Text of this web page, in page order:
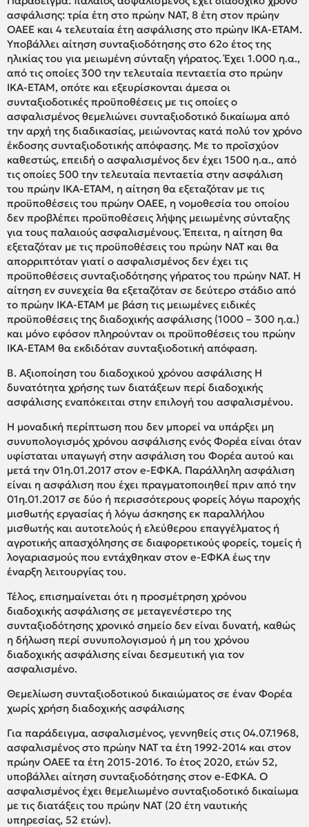
ασφάλισης: τρία έτη στο πρώην ΝΑΤ, 8 έτη στον πρώην
ΟΑΕΕ και 4 τελευταία έτη ασφάλισης στο πρώην ΙΚΑ-ΕΤΑΜ.
Υποβάλλει αίτηση συνταξιοδότησης στο 62ο έτος της
ηλικίας του για μειωμένη σύνταξη γήρατος. Έχει 1.000 η.α.,
από τις οποίες 300 την τελευταία πενταετία στο πρώην
ΙΚΑ-ΕΤΑΜ, οπότε και εξευρίσκονται άμεσα οι
συνταξιοδοτικές προϋποθέσεις με τις οποίες ο
ασφαλισμένος θεμελιώνει συνταξιοδοτικό δικαίωμα από
την αρχή της διαδικασίας, μειώνοντας κατά πολύ τον χρόνο
έκδοσης συνταξιοδοτικής απόφασης. Με το προϊσχύον
καθεστώς, επειδή ο ασφαλισμένος δεν έχει 1500 η.α., από
τις οποίες 500 την τελευταία πενταετία στην ασφάλιση
του πρώην ΙΚΑ-ΕΤΑΜ, η αίτηση θα εξεταζόταν με τις
προϋποθέσεις του πρώην ΟΑΕΕ, η νομοθεσία του οποίου
δεν προβλέπει προϋποθέσεις λήψης μειωμένης σύνταξης
για τους παλαιούς ασφαλισμένους. Έπειτα, η αίτηση θα
εξεταζόταν με τις προϋποθέσεις του πρώην ΝΑΤ και θα
απορριπτόταν γιατί ο ασφαλισμένος δεν έχει τις
προϋποθέσεις συνταξιοδότησης γήρατος του πρώην ΝΑΤ. Η
αίτηση εν συνεχεία θα εξεταζόταν σε δεύτερο στάδιο από
το πρώην ΙΚΑ-ΕΤΑΜ με βάση τις μειωμένες ειδικές
προϋποθέσεις της διαδοχικής ασφάλισης (1000 – 300 η.α.)
και μόνο εφόσον πληρούνταν οι προϋποθέσεις του πρώην
ΙΚΑ-ΕΤΑΜ θα εκδιδόταν συνταξιοδοτική απόφαση.
Β. Αξιοποίηση του διαδοχικού χρόνου ασφάλισης Η
δυνατότητα χρήσης των διατάξεων περί διαδοχικής
ασφάλισης εναπόκειται στην επιλογή του ασφαλισμένου.
Η μοναδική περίπτωση που δεν μπορεί να υπάρξει μη
συνυπολογισμός χρόνου ασφάλισης ενός Φορέα είναι όταν
υφίσταται υπαγωγή στην ασφάλιση του Φορέα αυτού και
μετά την 01η.01.2017 στον e-ΕΦΚΑ. Παράλληλη ασφάλιση
είναι η ασφάλιση που έχει πραγματοποιηθεί πριν από την
01η.01.2017 σε δύο ή περισσότερους φορείς λόγω παροχής
μισθωτής εργασίας ή λόγω άσκησης εκ παραλλήλου
μισθωτής και αυτοτελούς ή ελεύθερου επαγγέλματος ή
αγροτικής απασχόλησης σε διαφορετικούς φορείς, τομείς ή
λογαριασμούς που εντάχθηκαν στον e-ΕΦΚΑ έως την
έναρξη λειτουργίας του.
Τέλος, επισημαίνεται ότι η προσμέτρηση χρόνου
διαδοχικής ασφάλισης σε μεταγενέστερο της
συνταξιοδότησης χρονικό σημείο δεν είναι δυνατή, καθώς
η δήλωση περί συνυπολογισμού ή μη του χρόνου
διαδοχικής ασφάλισης είναι δεσμευτική για τον
ασφαλισμένο.
Θεμελίωση συνταξιοδοτικού δικαιώματος σε έναν Φορέα
χωρίς χρήση διαδοχικής ασφάλισης
Για παράδειγμα, ασφαλισμένος, γεννηθείς στις 04.07.1968,
ασφαλισμένος στο πρώην ΝΑΤ τα έτη 1992-2014 και στον
πρώην ΟΑΕΕ τα έτη 2015-2016. Το έτος 2020, ετών 52,
υποβάλλει αίτηση συνταξιοδότησης στον e-ΕΦΚΑ. Ο
ασφαλισμένος έχει θεμελιωμένο συνταξιοδοτικό δικαίωμα
με τις διατάξεις του πρώην ΝΑΤ (20 έτη ναυτικής
υπηρεσίας, 52 ετών).